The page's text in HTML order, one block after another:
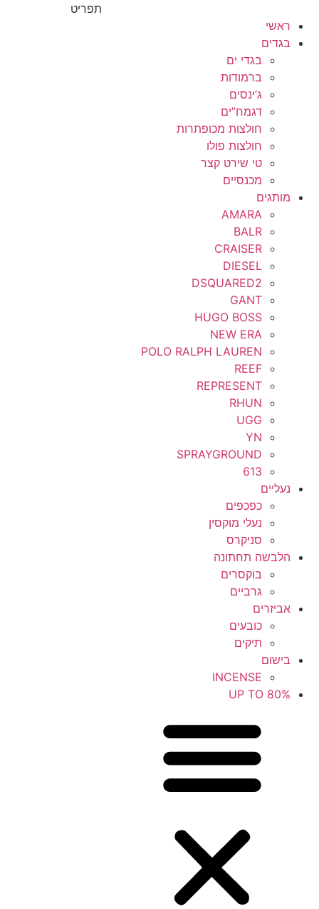
תפריט
ראשי
בגדים
בגדי ים
ברמודות
ג’ינסים
דגמח”ים
חולצות מכופתרות
חולצות פולו
טי שירט קצר
מכנסיים
מותגים
AMARA
BALR
CRAISER
DIESEL
DSQUARED2
GANT
HUGO BOSS
NEW ERA
POLO RALPH LAUREN
REEF
REPRESENT
RHUN
UGG
YN
SPRAYGROUND
613
נעליים
כפכפים
נעלי מוקסין
סניקרס
הלבשה תחתונה
בוקסרים
גרביים
אביזרים
כובעים
תיקים
בישום
INCENSE
UP TO 80%